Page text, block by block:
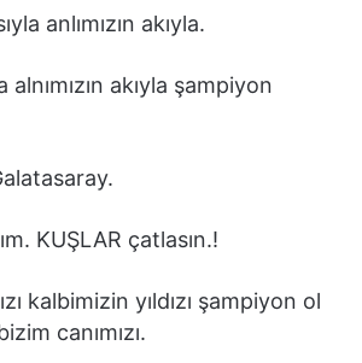
anlımızın akıyla.
alnımızın akıyla şampiyon
KUŞLAR çatlasın.!
kalbimizin yıldızı şampiyon ol
canımızı.